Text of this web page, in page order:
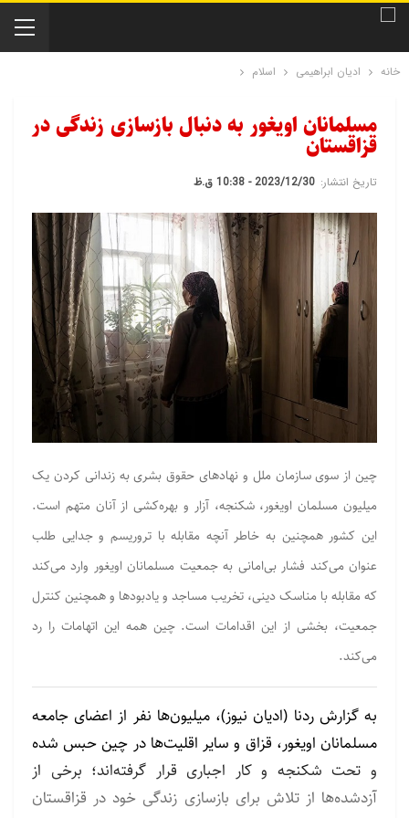
خانه ادیان ابراهیمی اسلام
مسلمانان اویغور به دنبال بازسازی زندگی در
قزاقستان
تاریخ انتشار: 2023/12/30 - 10:38 ق.ظ
چین از سوی سازمان ملل و نهادهای حقوق بشری به زندانی کردن یک
میلیون مسلمان اویغور، شکنجه، آزار و بهره‌کشی از آنان متهم است.
این کشور همچنین به خاطر آنچه مقابله با تروریسم و جدایی طلب
عنوان می‌کند فشار بی‌امانی به جمعیت مسلمانان اویغور وارد می‌کند
که مقابله با مناسک دینی، تخریب مساجد و یادبودها و همچنین کنترل
جمعیت، بخشی از این اقدامات است. چین همه این اتهامات را رد
می‌کند.
به گزارش ردنا (ادیان نیوز)، میلیون‌ها نفر از اعضای جامعه
مسلمانان اویغور، قزاق و سایر اقلیت‌ها در چین حبس شده
و تحت شکنجه و کار اجباری قرار گرفته‌اند؛ برخی از
آزدشده‌ها از تلاش برای بازسازی زندگی خود در قزاقستان